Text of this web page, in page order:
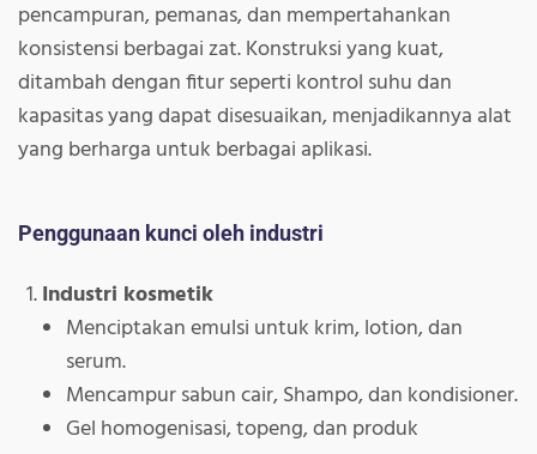
pencampuran, pemanas, dan mempertahankan
konsistensi berbagai zat. Konstruksi yang kuat,
ditambah dengan fitur seperti kontrol suhu dan
kapasitas yang dapat disesuaikan, menjadikannya alat
yang berharga untuk berbagai aplikasi.
Penggunaan kunci oleh industri
Industri kosmetik
Menciptakan emulsi untuk krim, lotion, dan
serum.
Mencampur sabun cair, Shampo, dan kondisioner.
Gel homogenisasi, topeng, dan produk